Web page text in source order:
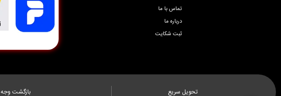
تماس با ما
درباره ما
ثبت شکایت
تحویل سریع بازگشت وجه